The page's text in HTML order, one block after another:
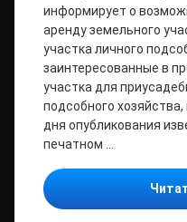
информирует о
аренду земельного
участка личного
заинтересованные в
участка для
подсобного
дня опубликования
печатном …